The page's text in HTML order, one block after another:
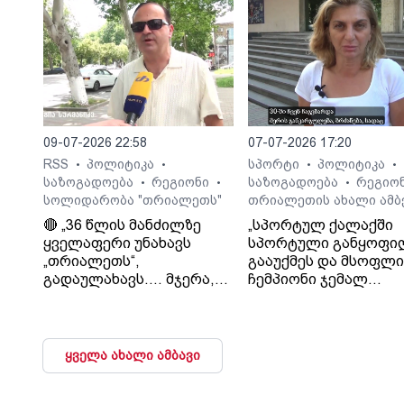
09-07-2026 22:58
RSS
• პოლიტიკა •
საზოგადოება • რეგიონი •
სოლიდარობა "თრიალეთს"
🔴 „36 წლის მანძილზე
ყველაფერი უნახავს
„თრიალეთს“,
გადაულახავს.... მჯერა,
ხელისუფლება და ის
ელემენტარული
07-07-2026 17:20
სპორტი
• პოლიტიკა •
საზოგადოება •
თრიალეთის ახალი
„სპორტულ ქალაქში
სპორტული
გააუქმეს და
ჩემპიონი ჯემალ
ყველა ახალი ამბავი